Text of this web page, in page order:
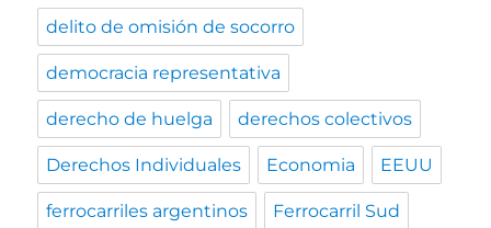
delito de omisión de socorro
democracia representativa
derecho de huelga derechos colectivos
Derechos Individuales Economia EEUU
ferrocarriles argentinos Ferrocarril Sud